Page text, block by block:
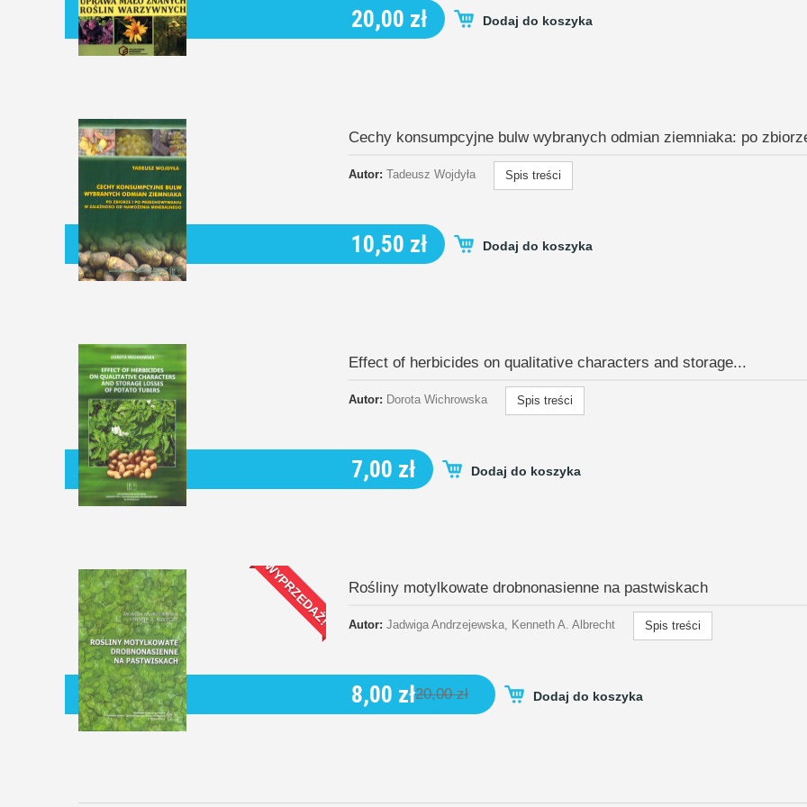
20,00 zł Dodaj do koszyka
Cechy konsumpcyjne bulw wybranych odmian ziemniaka: po
Autor: Tadeusz Wojdyła Spis treści
10,50 zł Dodaj do koszyka
Effect of herbicides on qualitative characters and storage...
Autor: Dorota Wichrowska Spis treści
7,00 zł Dodaj do koszyka
WYPRZEDAŻ! Rośliny motylkowate drobnonasienne na pastwiskach
Autor: Jadwiga Andrzejewska, Kenneth A. Albrecht Spis treści
8,00 zł20,00 zł Dodaj do koszyka